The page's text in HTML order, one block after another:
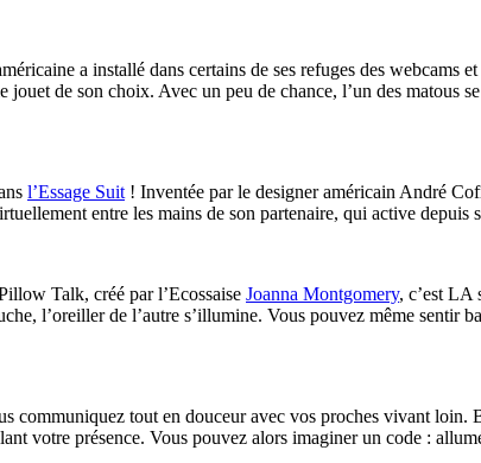
a installé dans certains de ses refuges des webcams
de son choix. Avec un peu de chance, l’un des matous
l’Essage Suit ! Inventée par le designer américain André
entre les mains de son partenaire, qui active
Talk, créé par l’Ecossaise Joanna Montgomery, c’est LA
l’oreiller de l’autre s’illumine. Vous pouvez même sentir
communiquez tout en douceur avec vos proches vivant loin.
votre présence. Vous pouvez alors imaginer un code :